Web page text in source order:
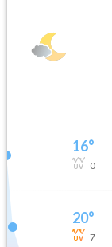
16°
0
20°
7